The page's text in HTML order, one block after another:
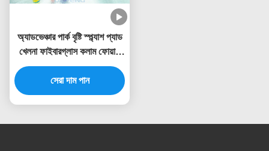
অ্যাডভেঞ্চার পার্ক বৃষ্টি স্প্ল্যাশ প্যাড
খেলনা ফাইবারগ্লাস কলাম ফোয়ারা
স্প্রে সেট
সেরা দাম পান